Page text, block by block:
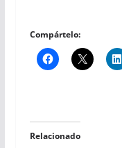
Compártelo:
Relacionado